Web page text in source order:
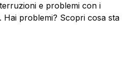
e problemi con i
Hai problemi? Scopri cosa sta